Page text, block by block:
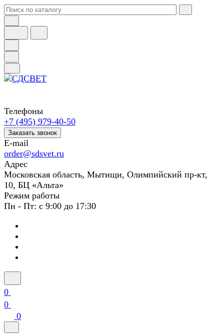
Телефоны
+7 (495) 979-40-50
Заказать звонок
E-mail
order@sdsvet.ru
Адрес
Московская область, Мытищи, Олимпийский пр-кт,
10, БЦ «Альта»
Режим работы
Пн - Пт: с 9:00 до 17:30
0
0
0